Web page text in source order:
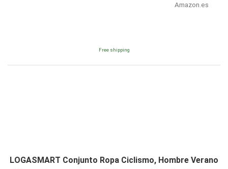
Amazon.es
Free shipping
LOGASMART Conjunto Ropa Ciclismo, Hombre Verano